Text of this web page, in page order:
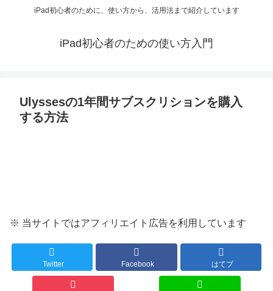
iPad初心者のために、使い方から、活用法まで紹介しています
iPad初心者のための使い方入門
Ulyssesの1年間サブスクリションを購入
する方法
※ 当サイトではアフィリエイト広告を利用しています
Twitter Facebook はてブ